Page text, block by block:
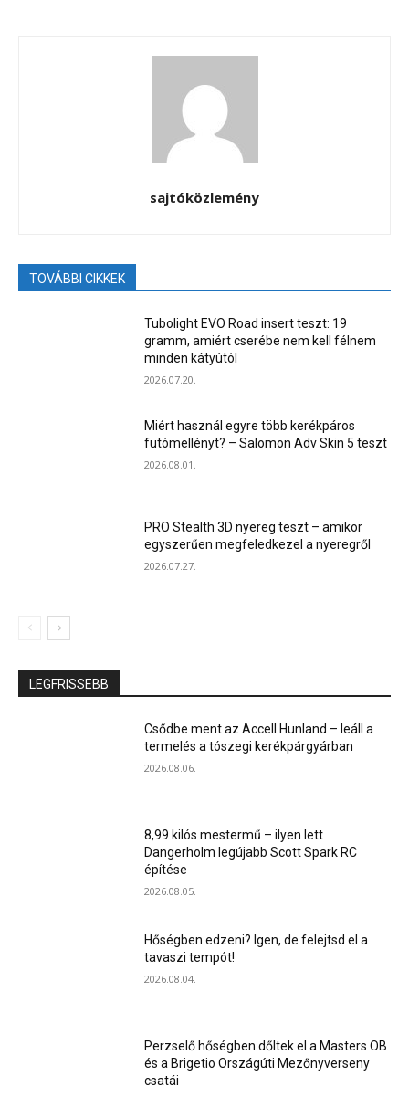
sajtóközlemény
TOVÁBBI CIKKEK
Tubolight EVO Road insert teszt: 19
gramm, amiért cserébe nem kell félnem
minden kátyútól
2026.07.20.
Miért használ egyre több kerékpáros
futómellényt? – Salomon Adv Skin 5 teszt
2026.08.01.
PRO Stealth 3D nyereg teszt – amikor
egyszerűen megfeledkezel a nyeregről
2026.07.27.
LEGFRISSEBB
Csődbe ment az Accell Hunland – leáll a
termelés a tószegi kerékpárgyárban
2026.08.06.
8,99 kilós mestermű – ilyen lett
Dangerholm legújabb Scott Spark RC
építése
2026.08.05.
Hőségben edzeni? Igen, de felejtsd el a
tavaszi tempót!
2026.08.04.
Perzselő hőségben dőltek el a Masters OB
és a Brigetio Országúti Mezőnyverseny
csatái